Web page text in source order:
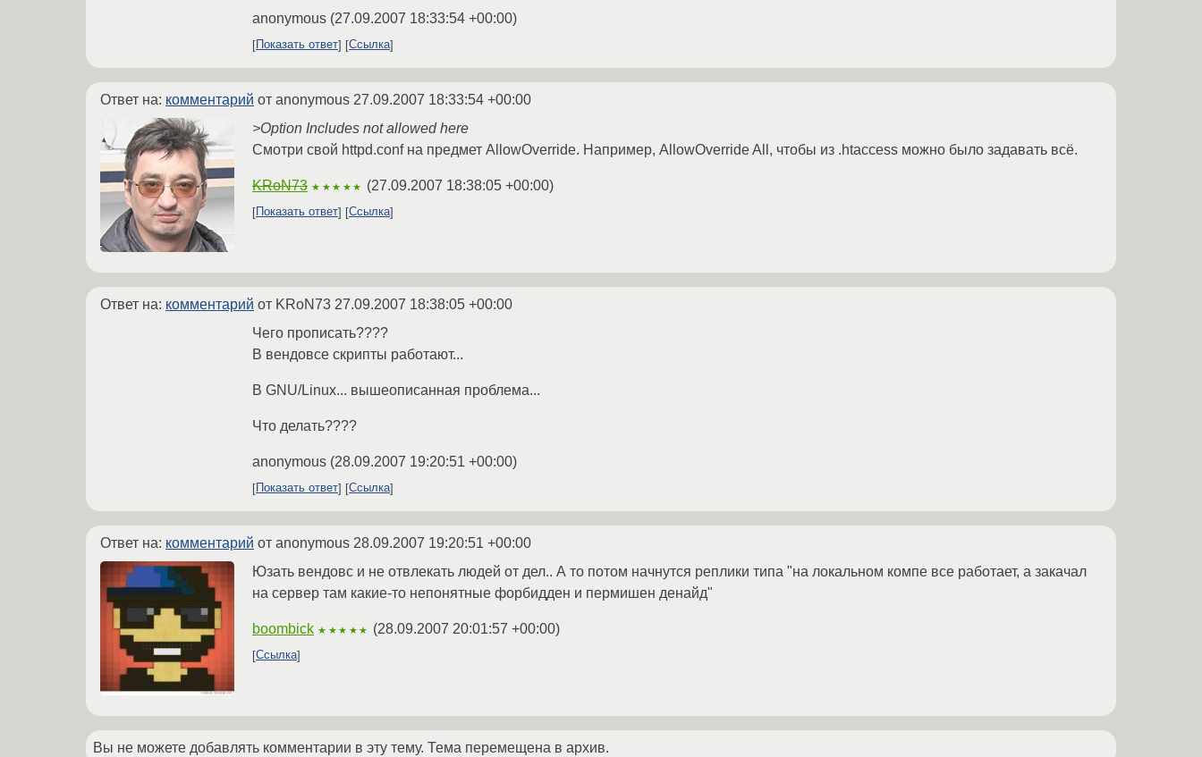
anonymous (27.09.2007 18:33:54 +00:00)
Показать ответ Ссылка
Ответ на: комментарий от anonymous 27.09.2007 18:33:54 +00:00
>Option Includes not allowed here
Смотри свой httpd.conf на предмет AllowOverride. Например, AllowOverride All, чтобы из .htaccess можно было задавать всё.
KRoN73 ★★★★★ (27.09.2007 18:38:05 +00:00)
Показать ответ Ссылка
Ответ на: комментарий от KRoN73 27.09.2007 18:38:05 +00:00
Чего прописать????
В вендовсе скрипты работают...
В GNU/Linux... вышеописанная проблема...
Что делать????
anonymous (28.09.2007 19:20:51 +00:00)
Показать ответ Ссылка
Ответ на: комментарий от anonymous 28.09.2007 19:20:51 +00:00
Юзать вендовс и не отвлекать людей от дел.. А то потом начнутся реплики типа "на локальном компе все работает, а закачал
на сервер там какие-то непонятные форбидден и пермишен денайд"
boombick ★★★★★ (28.09.2007 20:01:57 +00:00)
Ссылка
Вы не можете добавлять комментарии в эту тему. Тема перемещена в архив.